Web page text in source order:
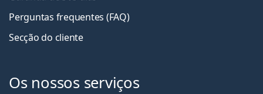
Perguntas frequentes (FAQ)
Secção do cliente
Os nossos serviços